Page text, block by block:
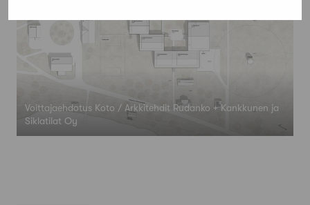
Voittajaehdotus Koto / Arkkitehdit Rudanko + Kankkunen ja
Siklatilat Oy